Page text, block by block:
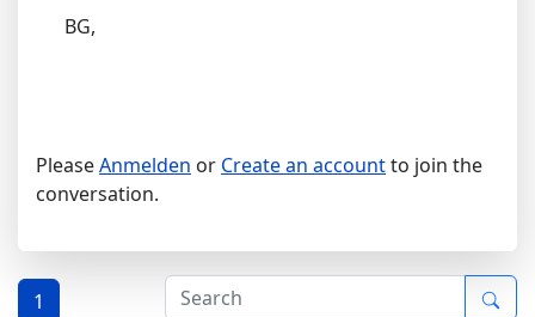
BG,
PleaseAnmelden or Create an accountto join the
conversation.
1